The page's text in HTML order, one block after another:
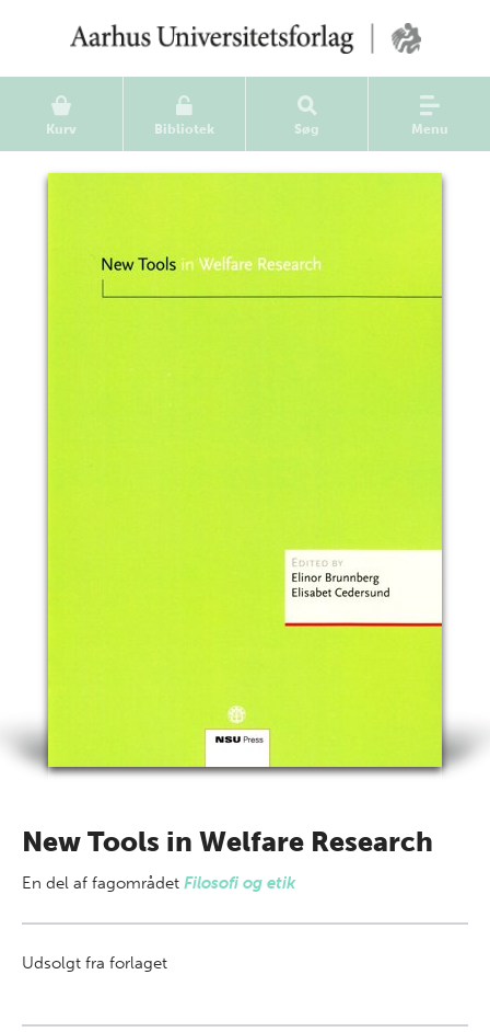
Kurv Bibliotek Søg Menu
New Tools in Welfare Research
En del af fagområdet Filosofi og etik
Udsolgt fra forlaget